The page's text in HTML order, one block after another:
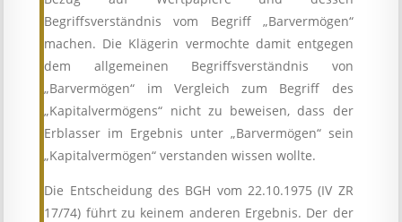
Begriffsverständnis vom Begriff „Barvermögen“
machen. Die Klägerin vermochte damit entgegen
dem allgemeinen Begriffsverständnis von
„Barvermögen“ im Vergleich zum Begriff des
„Kapitalvermögens“ nicht zu beweisen, dass der
Erblasser im Ergebnis unter „Barvermögen“ sein
„Kapitalvermögen“ verstanden wissen wollte.
Die Entscheidung des BGH vom 22.10.1975 (IV ZR
17/74) führt zu keinem anderen Ergebnis. Der der